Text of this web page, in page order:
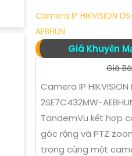
Camera IP HIKVISION
AEBHUN
Giá Khuyến
Giá
Camera IP HIKVISION
2SE7C432MW-
TandemVu kết hợp
góc rộng và PTZ
trong cùng một